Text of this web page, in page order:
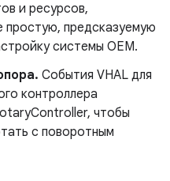
и ресурсов,
предсказуемую
системы OEM.
События VHAL для
контроллера
чтобы
с поворотным